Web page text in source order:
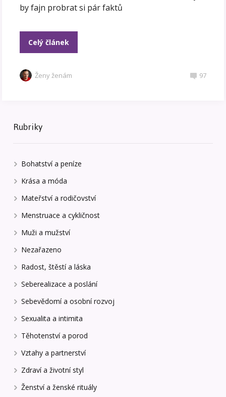
by fajn probrat si pár faktů
Celý článek
Ženy ženám 97
Rubriky
Bohatství a peníze
Krása a móda
Mateřství a rodičovství
Menstruace a cykličnost
Muži a mužství
Nezařazeno
Radost, štěstí a láska
Seberealizace a poslání
Sebevědomí a osobní rozvoj
Sexualita a intimita
Těhotenství a porod
Vztahy a partnerství
Zdraví a životní styl
Ženství a ženské rituály